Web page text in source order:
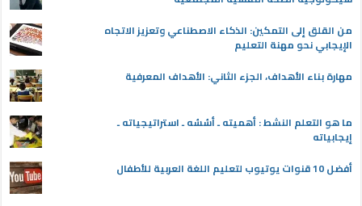
من القلق إلى التمكين: الذكاء الاصطناعي وتعزيز الاتجاه
الإيجابي نحو مهنة التعليم
مهارة بناء الأهداف، الجزء الثاني: الأهداف المعرفية
ما هو التعلم النشط : أهميته ـ أسُسُه ـ استراتيجياته ـ
إيجابياته
أفضل 10 قنوات يوتيوب لتعليم اللغة العربية للأطفال